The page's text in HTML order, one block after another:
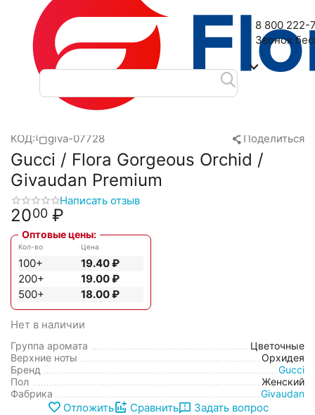
Наш адрес: 2-я Дубровская улица, 6
8 800 222-
Звонок
КОД: giva-07728 Поделиться
Gucci / Flora Gorgeous Orchid /
Givaudan Premium
Написать отзыв
2000 ₽
Оптовые цены:
Кол-во
100+
200+
500+
Цена
19.40₽
19.00₽
18.00₽
Нет в наличии
Группа аромата
Цветочные
Верхние ноты
Орхидея
Бренд
Gucci
Пол
Женский
Фабрика
Givaudan
Отложить Сравнить Задать вопрос